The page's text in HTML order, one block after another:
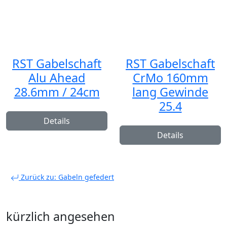
RST Gabelschaft
Alu Ahead
28.6mm / 24cm
Details
RST Gabelschaft
CrMo 160mm
lang Gewinde
25.4
Details
Zurück zu: Gabeln gefedert
kürzlich angesehen